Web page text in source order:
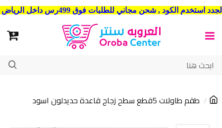
شحن مجاني للطلبات فوق 499رس داخل الرياض . وشحن الي جميع مدن المملكة العربية السعودية
طقم طاولات 5قطع سطح زجاج قاعدة حديدلون اسود